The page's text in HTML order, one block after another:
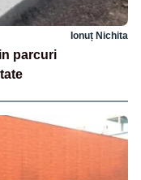
Ionuț Nichita
parcuri